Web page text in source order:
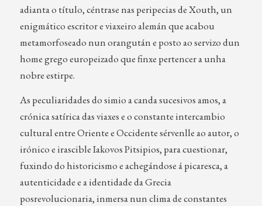
adianta o título, céntrase nas peripecias de Xouth, un
enigmático escritor e viaxeiro alemán que acabou
metamorfoseado nun orangután e posto ao servizo dun
home grego europeizado que finxe pertencer a unha
nobre estirpe.
As peculiaridades do simio a canda sucesivos amos, a
crónica satírica das viaxes e o constante intercambio
cultural entre Oriente e Occidente sérvenlle ao autor, o
irónico e irascible Iakovos Pitsipios, para cuestionar,
fuxindo do historicismo e achegándose á picaresca, a
autenticidade e a identidade da Grecia
posrevolucionaria, inmersa nun clima de constantes